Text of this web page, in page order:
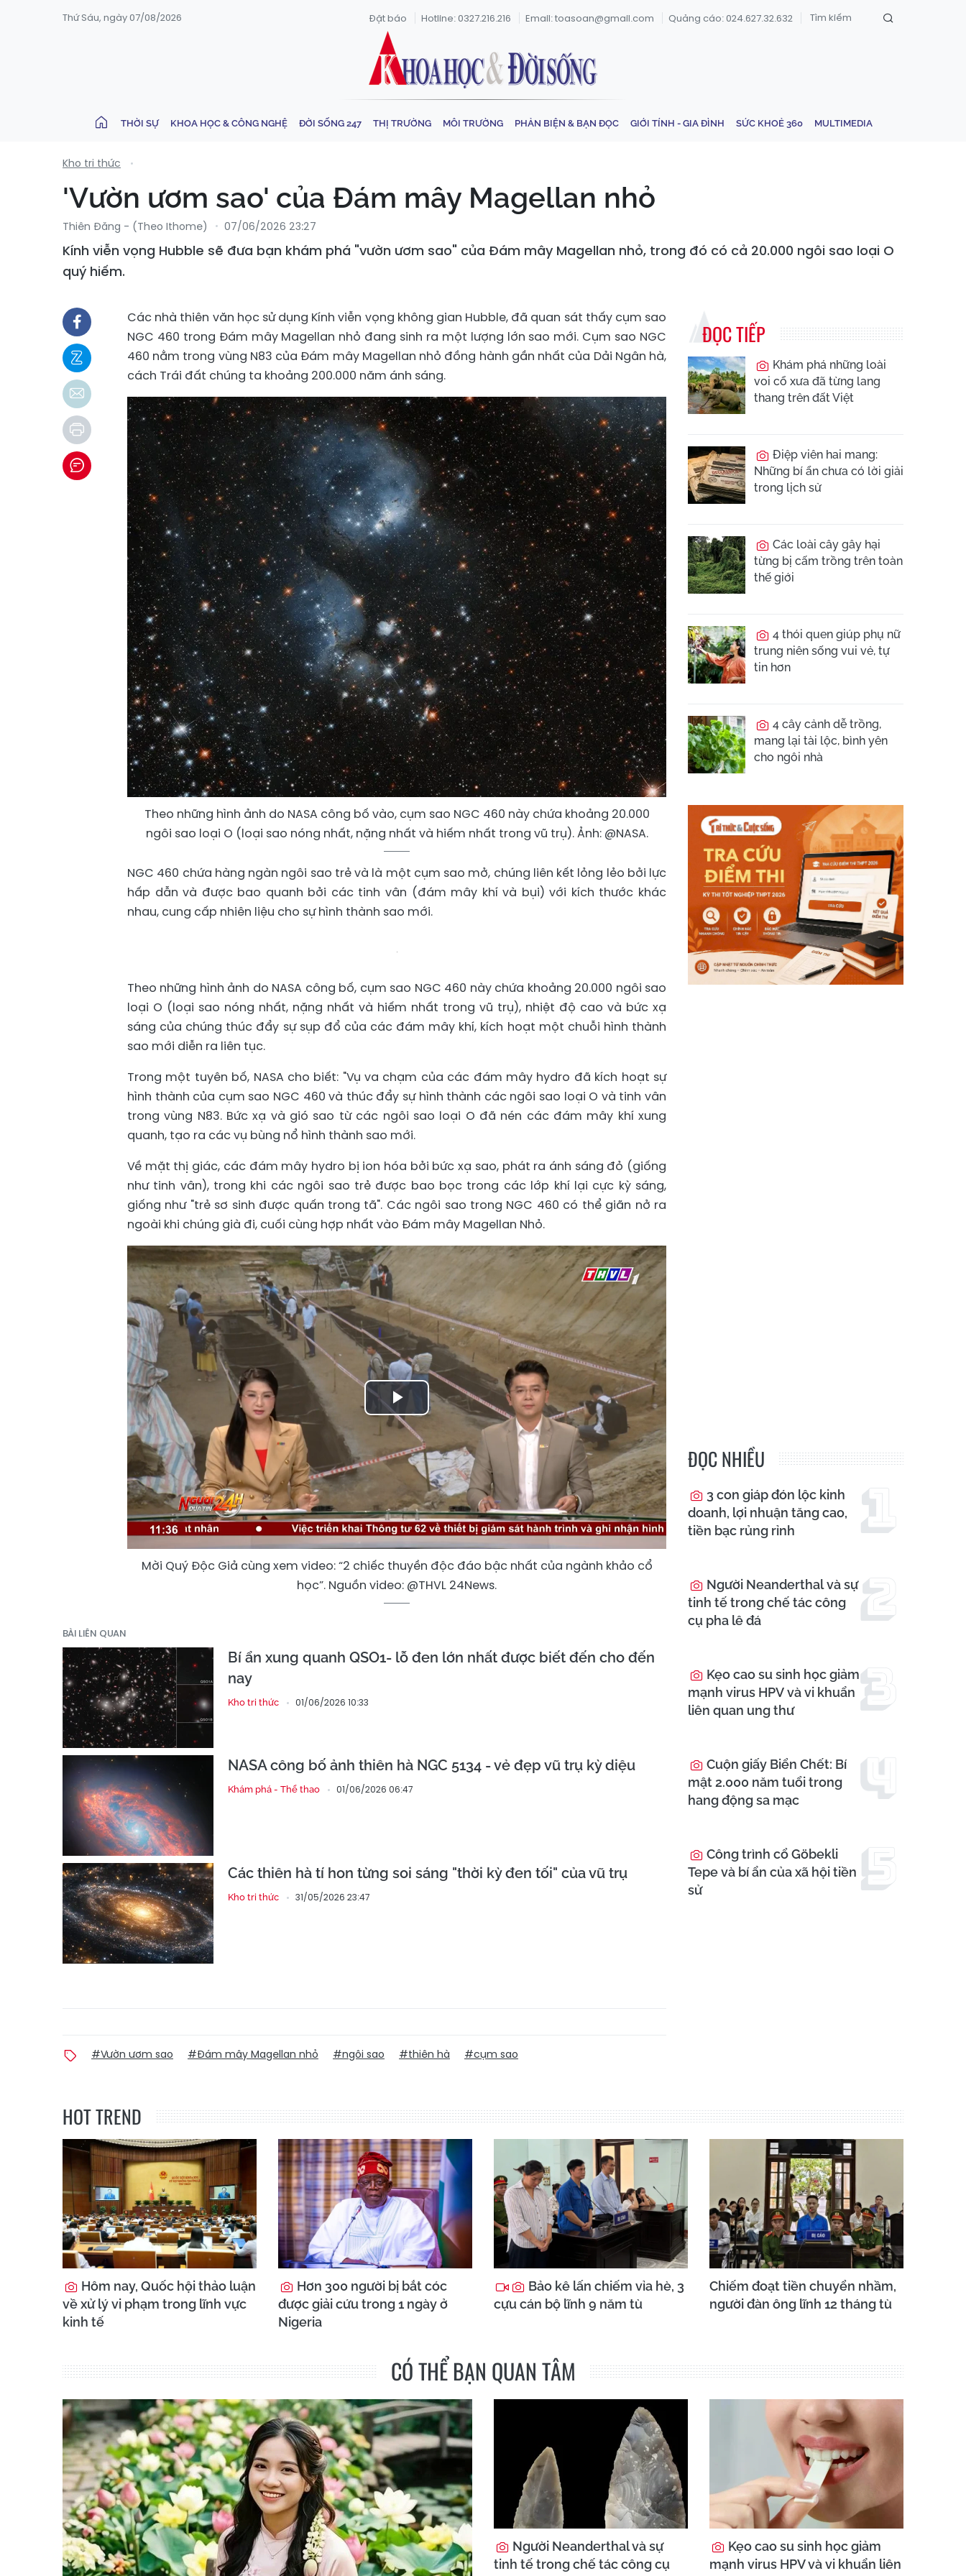
Thứ Sáu, ngày 07/08/2026 Đặt báo Hotline: 0327.216.216 Email: toasoan@gmail.com Quảng cáo: 024.627.32.632
THỜI SỰ KHOA HỌC & CÔNG NGHỆ ĐỜI SỐNG 247 THỊ TRƯỜNG MÔI TRƯỜNG PHẢN BIỆN & BẠN ĐỌC GIỚI TÍNH - GIA ĐÌNH SỨC KHOẺ 360 MULTIMEDIA
Kho tri thức
'Vườn ươm sao' của Đám mây Magellan nhỏ
Thiên Đăng - (Theo Ithome) 07/06/2026 23:27
Kính viễn vọng Hubble sẽ đưa bạn khám phá "vườn ươm sao" của Đám mây Magellan nhỏ, trong đó có cả 20.000 ngôi sao loại O
quý hiếm.
Các nhà thiên văn học sử dụng Kính viễn vọng không gian Hubble, đã quan sát thấy cụm sao
NGC 460 trong Đám mây Magellan nhỏ đang sinh ra một lượng lớn sao mới. Cụm sao NGC
460 nằm trong vùng N83 của Đám mây Magellan nhỏ đồng hành gần nhất của Dải Ngân hà,
cách Trái đất chúng ta khoảng 200.000 năm ánh sáng.
Theo những hình ảnh do NASA công bố vào, cụm sao NGC 460 này chứa khoảng 20.000
ngôi sao loại O (loại sao nóng nhất, nặng nhất và hiếm nhất trong vũ trụ). Ảnh: @NASA.
NGC 460 chứa hàng ngàn ngôi sao trẻ và là một cụm sao mở, chúng liên kết lỏng lẻo bởi lực
hấp dẫn và được bao quanh bởi các tinh vân (đám mây khí và bụi) với kích thước khác
nhau, cung cấp nhiên liệu cho sự hình thành sao mới.
Theo những hình ảnh do NASA công bố, cụm sao NGC 460 này chứa khoảng 20.000 ngôi sao
loại O (loại sao nóng nhất, nặng nhất và hiếm nhất trong vũ trụ), nhiệt độ cao và bức xạ
sáng của chúng thúc đẩy sự sụp đổ của các đám mây khí, kích hoạt một chuỗi hình thành
sao mới diễn ra liên tục.
Trong một tuyên bố, NASA cho biết: "Vụ va chạm của các đám mây hydro đã kích hoạt sự
hình thành của cụm sao NGC 460 và thúc đẩy sự hình thành các ngôi sao loại O và tinh vân
trong vùng N83. Bức xạ và gió sao từ các ngôi sao loại O đã nén các đám mây khí xung
quanh, tạo ra các vụ bùng nổ hình thành sao mới.
Về mặt thị giác, các đám mây hydro bị ion hóa bởi bức xạ sao, phát ra ánh sáng đỏ (giống
như tinh vân), trong khi các ngôi sao trẻ được bao bọc trong các lớp khí lại cực kỳ sáng,
giống như "trẻ sơ sinh được quấn trong tã". Các ngôi sao trong NGC 460 có thể giãn nở ra
ngoài khi chúng già đi, cuối cùng hợp nhất vào Đám mây Magellan Nhỏ.
Play
Video
Mời Quý Độc Giả cùng xem video: “2 chiếc thuyền độc đáo bậc nhất của ngành khảo cổ
học”. Nguồn video: @THVL 24News.
BÀI LIÊN QUAN
Bí ẩn xung quanh QSO1- lỗ đen lớn nhất được biết đến cho đến
nay
Kho tri thức 01/06/2026 10:33
NASA công bố ảnh thiên hà NGC 5134 - vẻ đẹp vũ trụ kỳ diệu
Khám phá - Thể thao 01/06/2026 06:47
Các thiên hà tí hon từng soi sáng "thời kỳ đen tối" của vũ trụ
Kho tri thức 31/05/2026 23:47
#Vườn ươm sao #Đám mây Magellan nhỏ #ngôi sao #thiên hà #cụm sao
ĐỌC TIẾP
Khám phá những loài
voi cổ xưa đã từng lang
thang trên đất Việt
Điệp viên hai mang:
Những bí ẩn chưa có lời giải
trong lịch sử
Các loài cây gây hại
từng bị cấm trồng trên toàn
thế giới
4 thói quen giúp phụ nữ
trung niên sống vui vẻ, tự
tin hơn
4 cây cảnh dễ trồng,
mang lại tài lộc, bình yên
cho ngôi nhà
ĐỌC NHIỀU
3 con giáp đón lộc kinh
doanh, lợi nhuận tăng cao,
tiền bạc rủng rỉnh
Người Neanderthal và sự
tinh tế trong chế tác công
cụ pha lê đá
Kẹo cao su sinh học giảm
mạnh virus HPV và vi khuẩn
liên quan ung thư
Cuộn giấy Biển Chết: Bí
mật 2.000 năm tuổi trong
hang động sa mạc
Công trình cổ Göbekli
Tepe và bí ẩn của xã hội tiền
sử
HOT TREND
Hôm nay, Quốc hội thảo luận
về xử lý vi phạm trong lĩnh vực
kinh tế
Hơn 300 người bị bắt cóc
được giải cứu trong 1 ngày ở
Nigeria
Bảo kê lấn chiếm vỉa hè, 3
cựu cán bộ lĩnh 9 năm tù
Chiếm đoạt tiền chuyển nhầm,
người đàn ông lĩnh 12 tháng tù
CÓ THỂ BẠN QUAN TÂM
Người Neanderthal và sự
tinh tế trong chế tác công cụ
Kẹo cao su sinh học giảm
mạnh virus HPV và vi khuẩn liên